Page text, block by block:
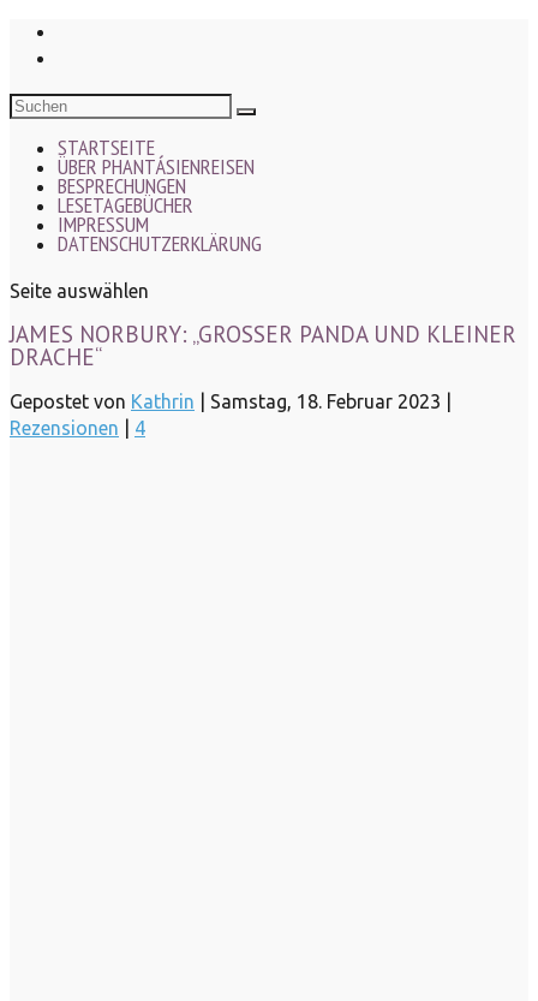
STARTSEITE
ÜBER PHANTÁSIENREISEN
BESPRECHUNGEN
LESETAGEBÜCHER
IMPRESSUM
DATENSCHUTZERKLÄRUNG
Seite auswählen
JAMES NORBURY: „GROSSER PANDA UND KLEINER D
RACHE“
Gepostet von Kathrin Samstag, 18. Februar 2023
Rezensionen
4